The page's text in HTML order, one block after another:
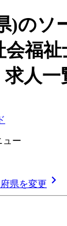
)のソ
会福
人一
ュー
県を変更 